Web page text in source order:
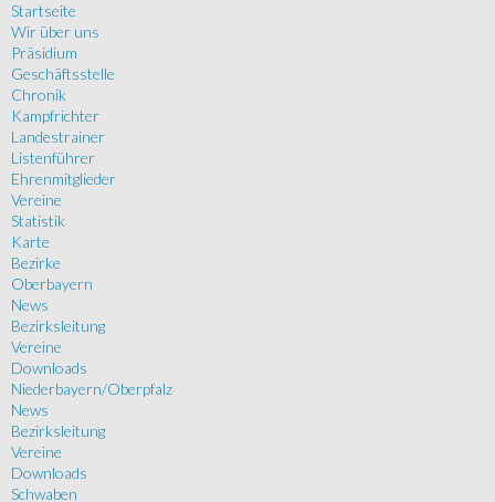
Startseite
Wir über uns
Präsidium
Geschäftsstelle
Chronik
Kampfrichter
Landestrainer
Listenführer
Ehrenmitglieder
Vereine
Statistik
Karte
Bezirke
Oberbayern
News
Bezirksleitung
Vereine
Downloads
Niederbayern/Oberpfalz
News
Bezirksleitung
Vereine
Downloads
Schwaben